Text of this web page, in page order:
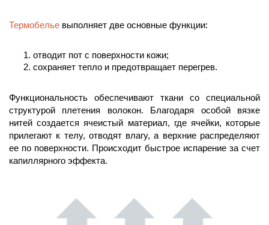
Термобелье выполняет две основные функции:
отводит пот с поверхности кожи;
сохраняет тепло и предотвращает перегрев.
Функциональность обеспечивают ткани со специальной
структурой плетения волокон. Благодаря особой вязке
нитей создается ячеистый материал, где ячейки, которые
прилегают к телу, отводят влагу, а верхние распределяют
ее по поверхности. Происходит быстрое испарение за счет
капиллярного эффекта.